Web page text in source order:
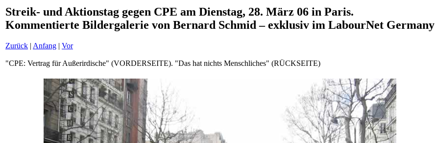
Streik- und Aktionstag gegen CPE am Dienstag, 28. März 06 in Paris.
Kommentierte Bildergalerie von Bernard Schmid – exklusiv im LabourNet Germany
Zurück | Anfang | Vor
"CPE: Vertrag für Außerirdische" (VORDERSEITE). "Das hat nichts Menschliches" (RÜCKSEITE)